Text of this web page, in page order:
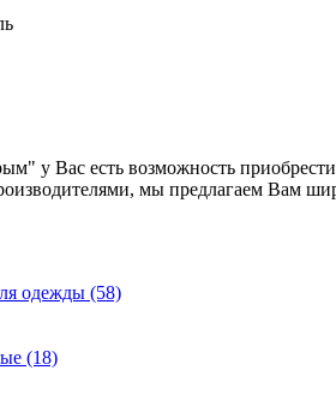
у Вас есть возможность
мы предлагаем Вам
одежды (58)
(18)